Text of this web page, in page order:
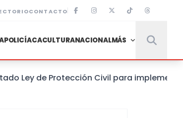
CONTACTO
POLICÍACACULTURANACIONALMÁS
de Protección Civil para implementar